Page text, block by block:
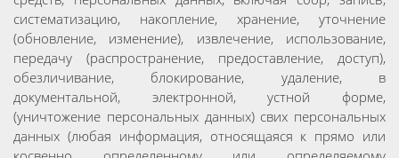
систематизацию, накопление, хранение, уточнение
(обновление, изменение), извлечение, использование,
передачу (распространение, предоставление, доступ),
обезличивание, блокирование, удаление, в
документальной, электронной, устной форме,
(уничтожение персональных данных) свих персональных
данных (любая информация, относящаяся к прямо или